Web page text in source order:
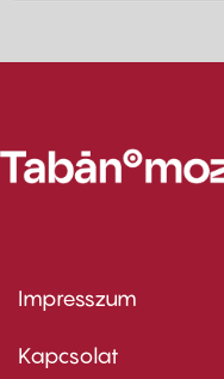
Footer
first
Impresszum
Kapcsolat